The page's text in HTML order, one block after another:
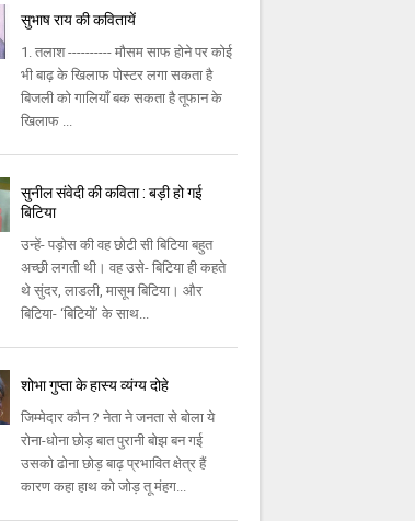
सुभाष राय की कवितायें
1. तलाश ---------- मौसम साफ होने पर कोई
भी बाढ़ के खिलाफ पोस्टर लगा सकता है
बिजली को गालियाँ बक सकता है तूफान के
खिलाफ ...
सुनील संवेदी की कविता : बड़ी हो गई
बिटिया
उन्हें- पड़ोस की वह छोटी सी बिटिया बहुत
अच्छी लगती थी। वह उसे- बिटिया ही कहते
थे सुंदर, लाडली, मासूम बिटिया। और
बिटिया- ‘बिटियों’ के साथ...
शोभा गुप्ता के हास्य व्यंग्य दोहे
जिम्मेदार कौन ? नेता ने जनता से बोला ये
रोना-धोना छोड़ बात पुरानी बोझ बन गई
उसको ढोना छोड़ बाढ़ प्रभावित क्षेत्र हैं
कारण कहा हाथ को जोड़ तू मंहग...